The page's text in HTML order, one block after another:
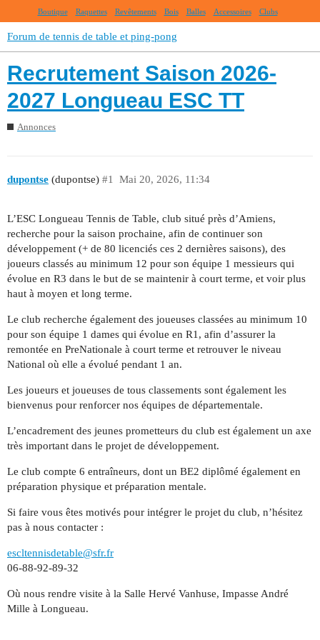
Boutique Raquettes Revêtements Bois Balles Accessoires Clubs
Forum de tennis de table et ping-pong
Recrutement Saison 2026-
2027 Longueau ESC TT
Annonces
dupontse (dupontse) Mai 20, 2026, 11:34
#1
L’ESC Longueau Tennis de Table, club situé près d’Amiens,
recherche pour la saison prochaine, afin de continuer son
développement (+ de 80 licenciés ces 2 dernières saisons), des
joueurs classés au minimum 12 pour son équipe 1 messieurs qui
évolue en R3 dans le but de se maintenir à court terme, et voir plus
haut à moyen et long terme.
Le club recherche également des joueuses classées au minimum 10
pour son équipe 1 dames qui évolue en R1, afin d’assurer la
remontée en PreNationale à court terme et retrouver le niveau
National où elle a évolué pendant 1 an.
Les joueurs et joueuses de tous classements sont également les
bienvenus pour renforcer nos équipes de départementale.
L’encadrement des jeunes prometteurs du club est également un axe
très important dans le projet de développement.
Le club compte 6 entraîneurs, dont un BE2 diplômé également en
préparation physique et préparation mentale.
Si faire vous êtes motivés pour intégrer le projet du club, n’hésitez
pas à nous contacter :
escltennisdetable@sfr.fr
06-88-92-89-32
Où nous rendre visite à la Salle Hervé Vanhuse, Impasse André
Mille à Longueau.